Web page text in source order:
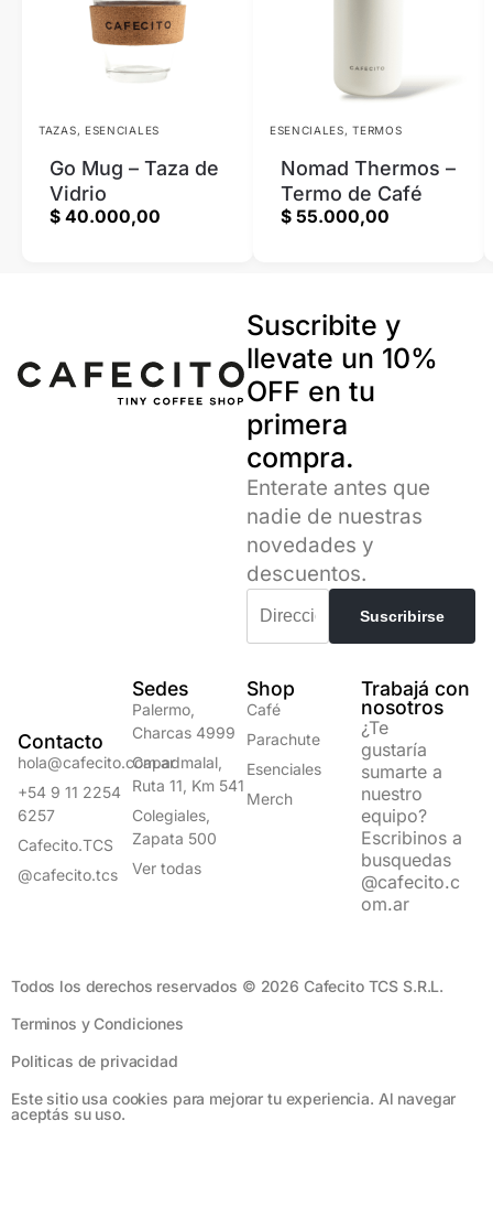
TAZAS, ESENCIALES
Go Mug – Taza de
Vidrio
$ 40.000,00
ESENCIALES,TERMOS
Nomad Thermos –
Termo de Café
$55.000,00
Suscribite y
llevate un 10%
OFF en tu
primera
compra.
Enterate antes que
nadie de nuestras
novedades y
descuentos.
Contacto
hola@cafecito.com.ar
+54 9 11 2254
6257
Cafecito.TCS
@cafecito.tcs
Sedes
Palermo,
Charcas 4999
Capadmalal,
Ruta 11, Km 541
Colegiales,
Zapata 500
Ver todas
Shop
Café
Parachute
Esenciales
Merch
Trabajá con
nosotros
¿Te
gustaría
sumarte a
nuestro
equipo?
Escribinos a
busquedas
@cafecito.c
om.ar
Todos los derechos reservados © 2026 Cafecito TCS S.R.L.
Terminos y Condiciones​
Politicas de privacidad
Este sitio usa cookies para mejorar tu experiencia. Al navegar
aceptás su uso.